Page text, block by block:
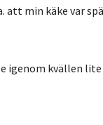
att min käke var
igenom kvällen